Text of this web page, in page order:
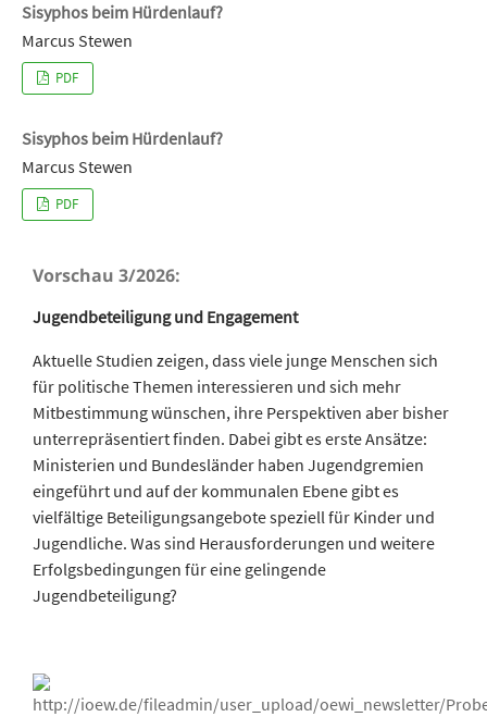
Sisyphos beim Hürdenlauf?
Marcus Stewen
PDF
Sisyphos beim Hürdenlauf?
Marcus Stewen
PDF
Vorschau 3/2026:
Jugendbeteiligung und Engagement
Aktuelle Studien zeigen, dass viele junge Menschen sich
für politische Themen interessieren und sich mehr
Mitbestimmung wünschen, ihre Perspektiven aber bisher
unterrepräsentiert finden. Dabei gibt es erste Ansätze:
Ministerien und Bundesländer haben Jugendgremien
eingeführt und auf der kommunalen Ebene gibt es
vielfältige Beteiligungsangebote speziell für Kinder und
Jugendliche. Was sind Herausforderungen und weitere
Erfolgsbedingungen für eine gelingende
Jugendbeteiligung?